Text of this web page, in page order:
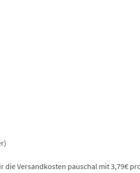
Versandkosten pauschal mit 3,79€